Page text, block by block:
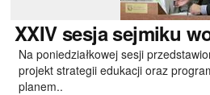
XXIVsesja sejmiku
Na poniedziałkowej sesji
projekt strategii edukacji oraz
planem..